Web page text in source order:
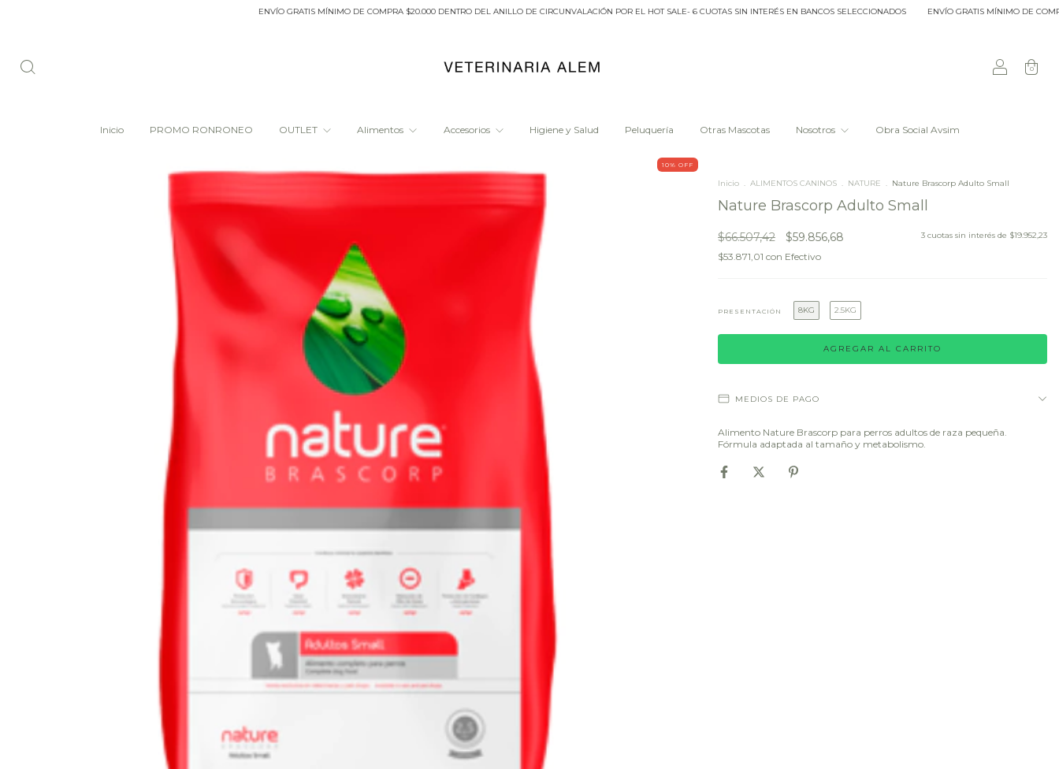
ENVÍO GRATIS MÍNIMO DE COMPRA $20.000 DENTRO DEL ANILLO DE CIRCUNVALACIÓN POR EL HOT SALE- 6 CUOTAS SIN INTERÉS EN BANCOS SELECCIONADOS ENVÍO GRATIS MÍNIMO DE COMPRA
0
Inicio PROMO RONRONEO OUTLET Alimentos Accesorios Higiene y Salud Peluquería Otras Mascotas Nosotros Obra Social Avsim
10% OFF
Inicio . ALIMENTOS CANINOS . NATURE . Nature Brascorp Adulto Small
Nature Brascorp Adulto Small
$66.507,42 $59.856,68
$53.871,01 con Efectivo
3 cuotas sin interés de $19.952,23
PRESENTACIÓN 8KG 2.5KG
MEDIOS DE PAGO
Alimento Nature Brascorp para perros adultos de raza pequeña.
Fórmula adaptada al tamaño y metabolismo.